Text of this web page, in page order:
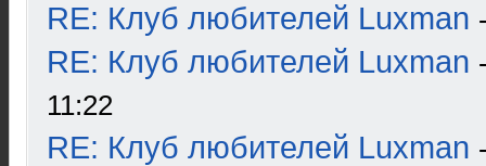
RE: Клуб любителей Luxman
RE: Клуб любителей Luxman
11:22
RE: Клуб любителей Luxman